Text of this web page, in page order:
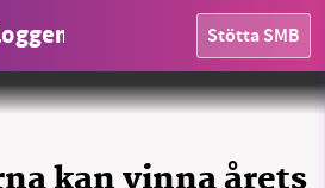
Stötta SMB
Foto:Coop